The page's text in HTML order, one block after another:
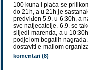
100 kuna i plaća se
do 21h, a u 21h je
predviđen 5.9. u 6:30h, a
sve natjecatelje. 6.9. se
slijedi marenda, a u
podjelom bogatih
dostaviti e-mailom
komentari (8)